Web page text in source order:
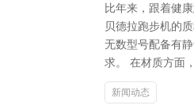
比年来，跟着健
贝德拉跑步机的
无数型号配备有
求。 在材质方面
新闻动态